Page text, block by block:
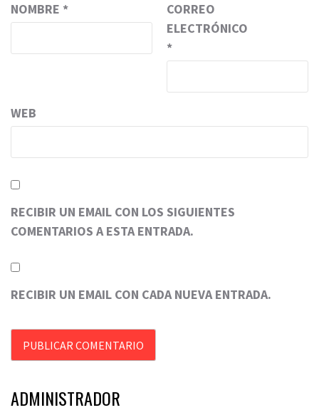
NOMBRE *
CORREO
ELECTRÓNICO
*
WEB
RECIBIR UN EMAIL CON LOS SIGUIENTES
COMENTARIOS A ESTA ENTRADA.
RECIBIR UN EMAIL CON CADA NUEVA ENTRADA.
ADMINISTRADOR